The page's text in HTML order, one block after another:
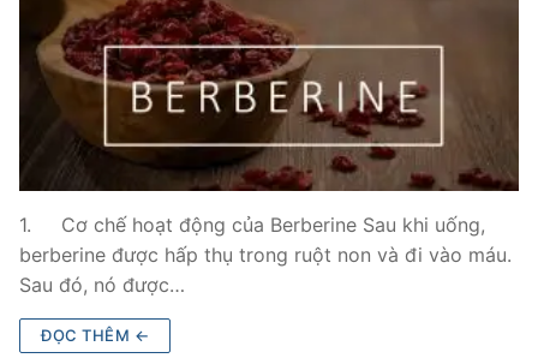
1. Cơ chế hoạt động của Berberine Sau khi uống,
berberine được hấp thụ trong ruột non và đi vào máu.
Sau đó, nó được…
ĐỌC THÊM ←